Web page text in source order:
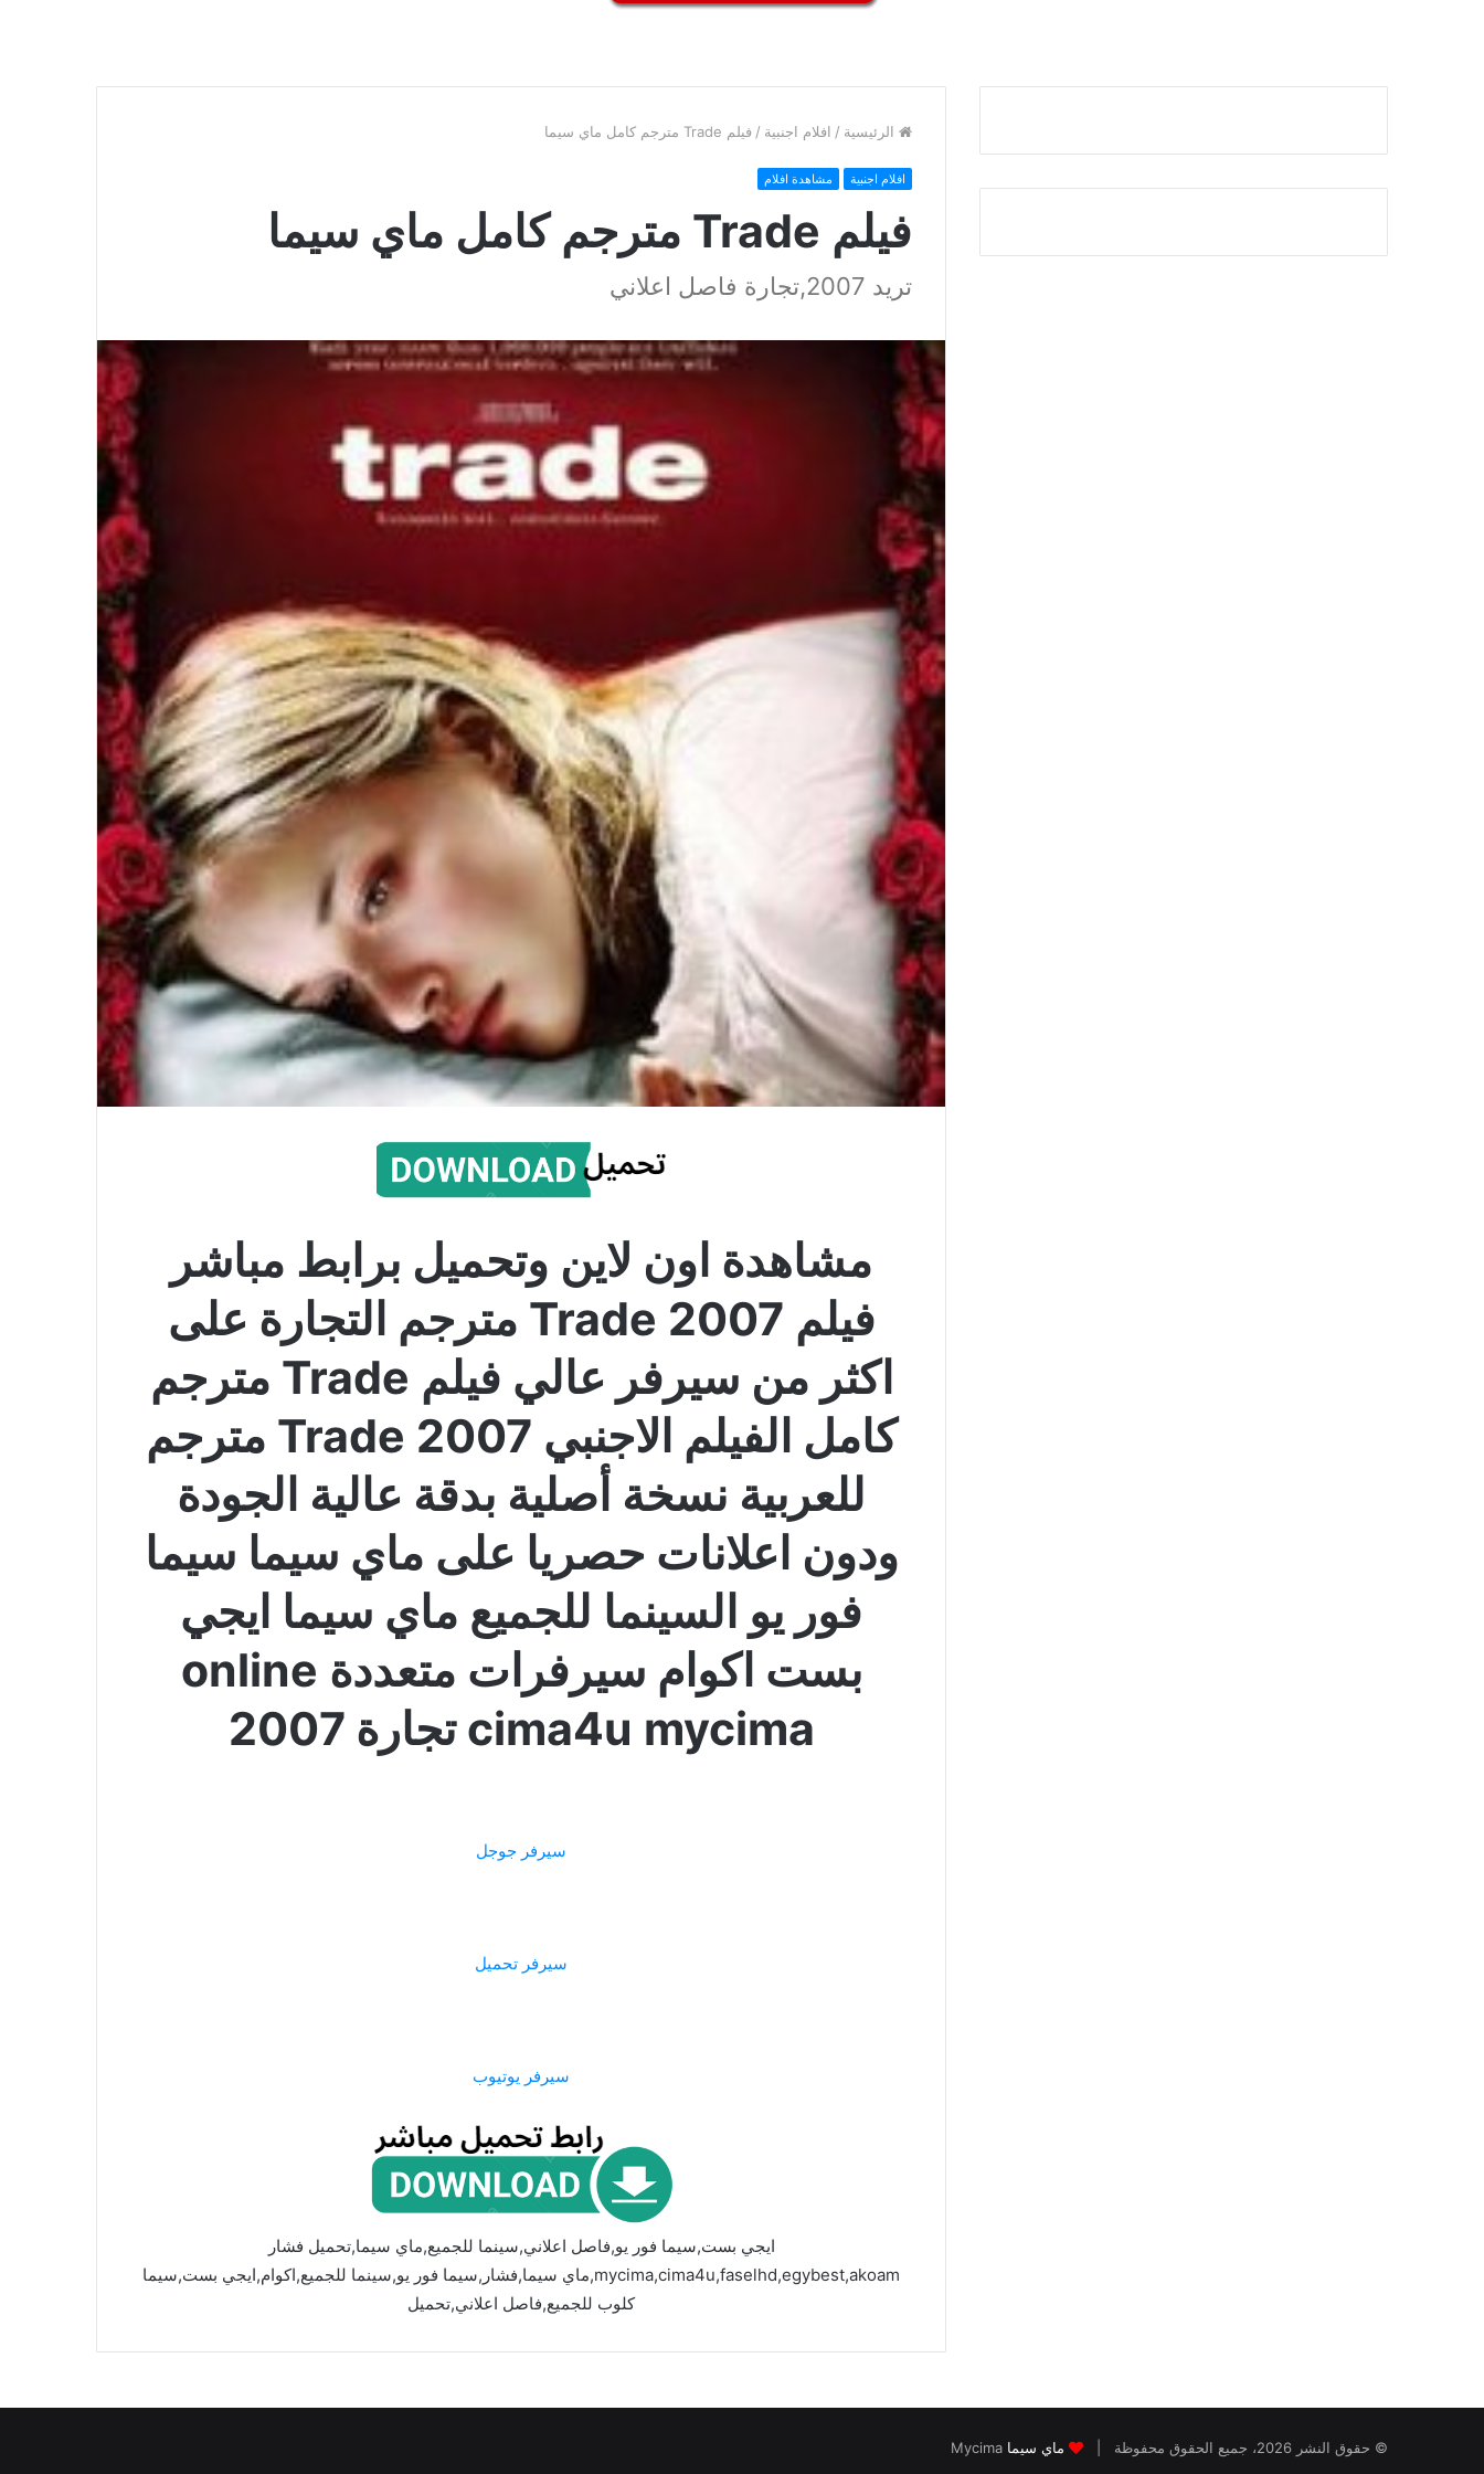
الرئيسية / افلام اجنبية / فيلم Trade مترجم كامل ماي سيما
افلام اجنبية مشاهدة افلام
فيلم Trade مترجم كامل ماي سيما
تريد 2007,تجارة فاصل اعلاني
مشاهدة اون لاين وتحميل برابط مباشر
فيلم Trade 2007 مترجم التجارة على
اكثر من سيرفر عالي فيلم Trade مترجم
كامل الفيلم الاجنبي Trade 2007 مترجم
للعربية نسخة أصلية بدقة عالية الجودة
ودون اعلانات حصريا على ماي سيما سيما
فور يو السينما للجميع ماي سيما ايجي
بست اكوام سيرفرات متعددة online
cima4u mycima تجارة 2007
سيرفر جوجل
سيرفر تحميل
سيرفر يوتيوب
ايجي بست,سيما فور يو,فاصل اعلاني,سينما للجميع,ماي سيما,تحميل فشار
mycima,cima4u,faselhd,egybest,akoam,ماي سيما,فشار,سيما فور يو,سينما للجميع,اكوام,ايجي بست,سيما
كلوب للجميع,فاصل اعلاني,تحميل
© حقوق النشر 2026، جميع الحقوق محفوظة | ماي سيما